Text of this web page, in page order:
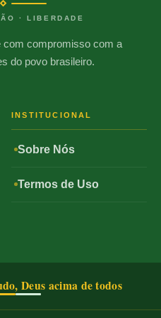
· LIBERDADE
com compromisso com a
do povo brasileiro.
INSTITUCIONAL
Sobre Nós
Termos de Uso
Deus acima de todos